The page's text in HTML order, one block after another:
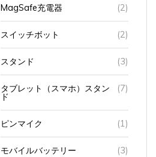
スイッチボット (2)
スタンド (3)
タブレット（スマホ）スタン
ド
(7)
ピンマイク (1)
モバイルバッテリー (3)